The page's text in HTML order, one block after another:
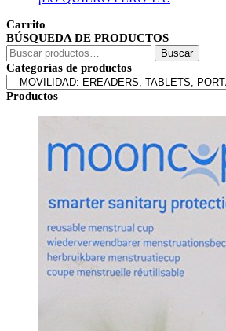
era:
es:
Carrito
BÚSQUEDA DE PRODUCTOS
Buscar
por:
Buscar
Categorías de productos
Productos